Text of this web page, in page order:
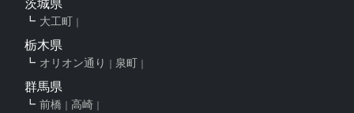
大工町
栃木県
オリオン通り 泉町
群馬県
前橋 高崎